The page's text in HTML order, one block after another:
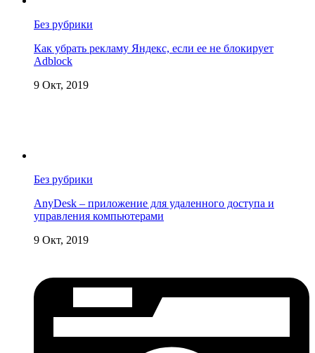
Без рубрики
Как убрать рекламу Яндекс, если ее не блокирует
Adblock
9 Окт, 2019
Без рубрики
AnyDesk – приложение для удаленного доступа и
управления компьютерами
9 Окт, 2019